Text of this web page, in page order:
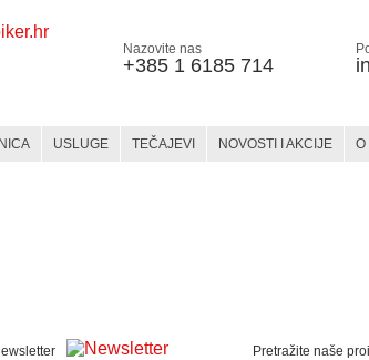
Nazovite nas
+385 1 6185 714
USLUGE TEČAJEVI NOVOSTI I AKCIJE O
Pretražite naše